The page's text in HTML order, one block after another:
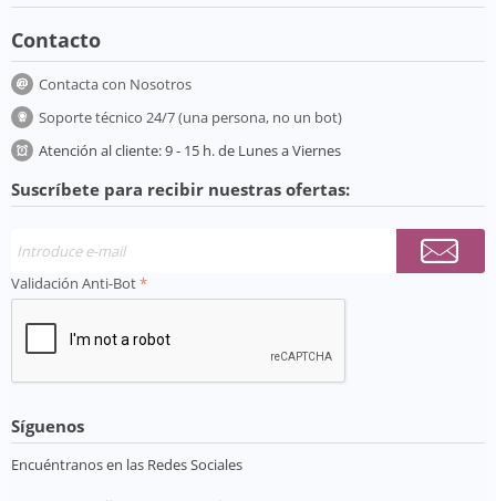
Contacto
Contacta con Nosotros
Soporte técnico 24/7 (una persona, no un bot)
Atención al cliente: 9 - 15 h. de Lunes a Viernes
Suscríbete para recibir nuestras ofertas:
Validación Anti-Bot
Síguenos
Encuéntranos en las Redes Sociales